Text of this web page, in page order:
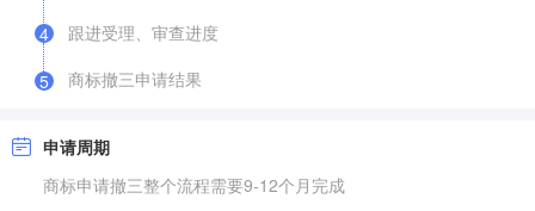
4
跟进受理、审查进度
5 商标撤三申请结果
申请周期
商标申请撤三整个流程需要9-12个月完成